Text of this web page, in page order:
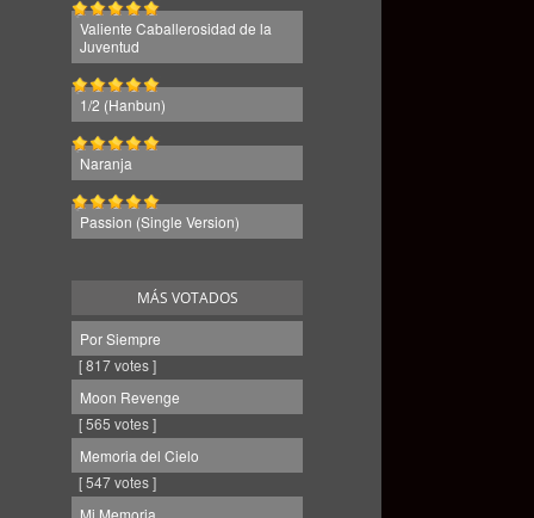
Valiente Caballerosidad de la
Juventud
1/2 (Hanbun)
Naranja
Passion (Single Version)
MÁS VOTADOS
Por Siempre
[ 817 votes ]
Moon Revenge
[ 565 votes ]
Memoria del Cielo
[ 547 votes ]
Mi Memoria